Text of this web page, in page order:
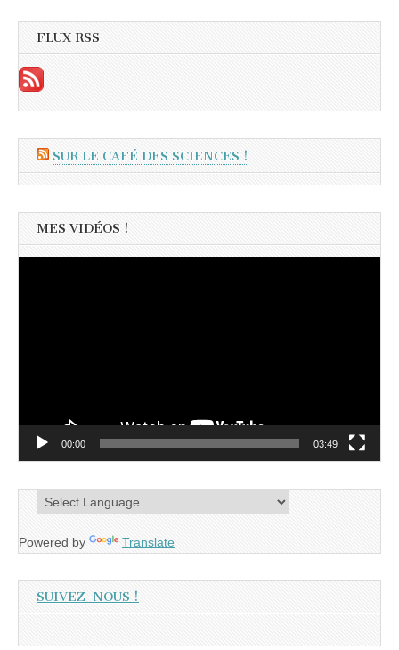
FLUX RSS
SUR LE CAFÉ DES SCIENCES !
MES VIDÉOS !
00:00 03:49
Powered by Translate
SUIVEZ-NOUS !